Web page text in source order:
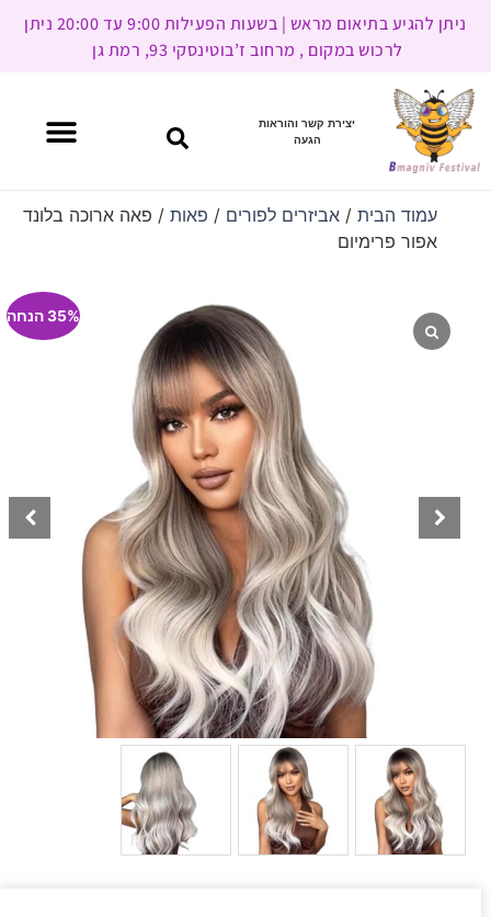
ניתן להגיע בתיאום מראש | בשעות הפעילות 9:00 עד 20:00 ניתן
לרכוש במקום , מרחוב ז’בוטינסקי 93, רמת גן
יצירת קשר והוראות
הגעה
עמוד הבית/ אביזרים לפורים / פאות/ פאה ארוכה בלונד
אפור פרימיום
35% הנחה